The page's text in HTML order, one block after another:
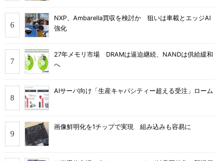
NXP、Ambarella買収を検討か 狙いは車載とエッジAI
強化
27年メモリ市場 DRAMは逼迫継続、NANDは供給緩和
へ
AIサーバ向け「生産キャパシティー超える受注」ローム
画像鮮明化を1チップで実現 組み込みも容易に